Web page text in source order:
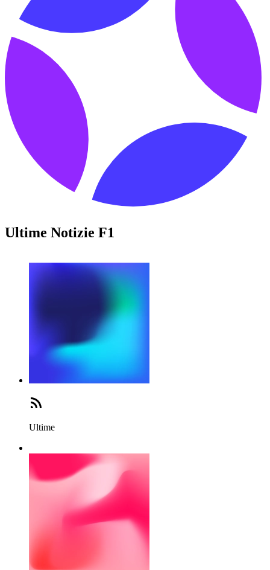
Ultime Notizie F1
Ultime